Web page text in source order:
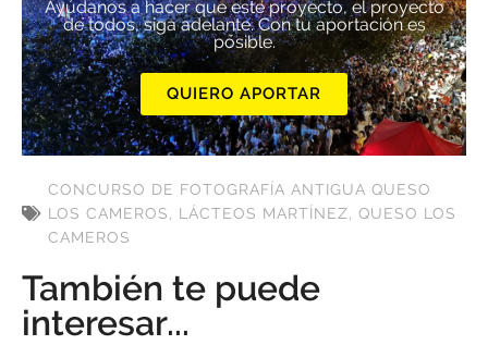
Ayúdanos a hacer que este proyecto, el proyecto
de todos, siga adelante. Con tu aportación es
posible.
QUIERO APORTAR
CONCURSO DE FOTOGRAFÍA ANTIGUA QUESO
LOS CAMEROS, LÁCTEOS MARTÍNEZ, QUESO LOS
CAMEROS
También te puede
interesar...